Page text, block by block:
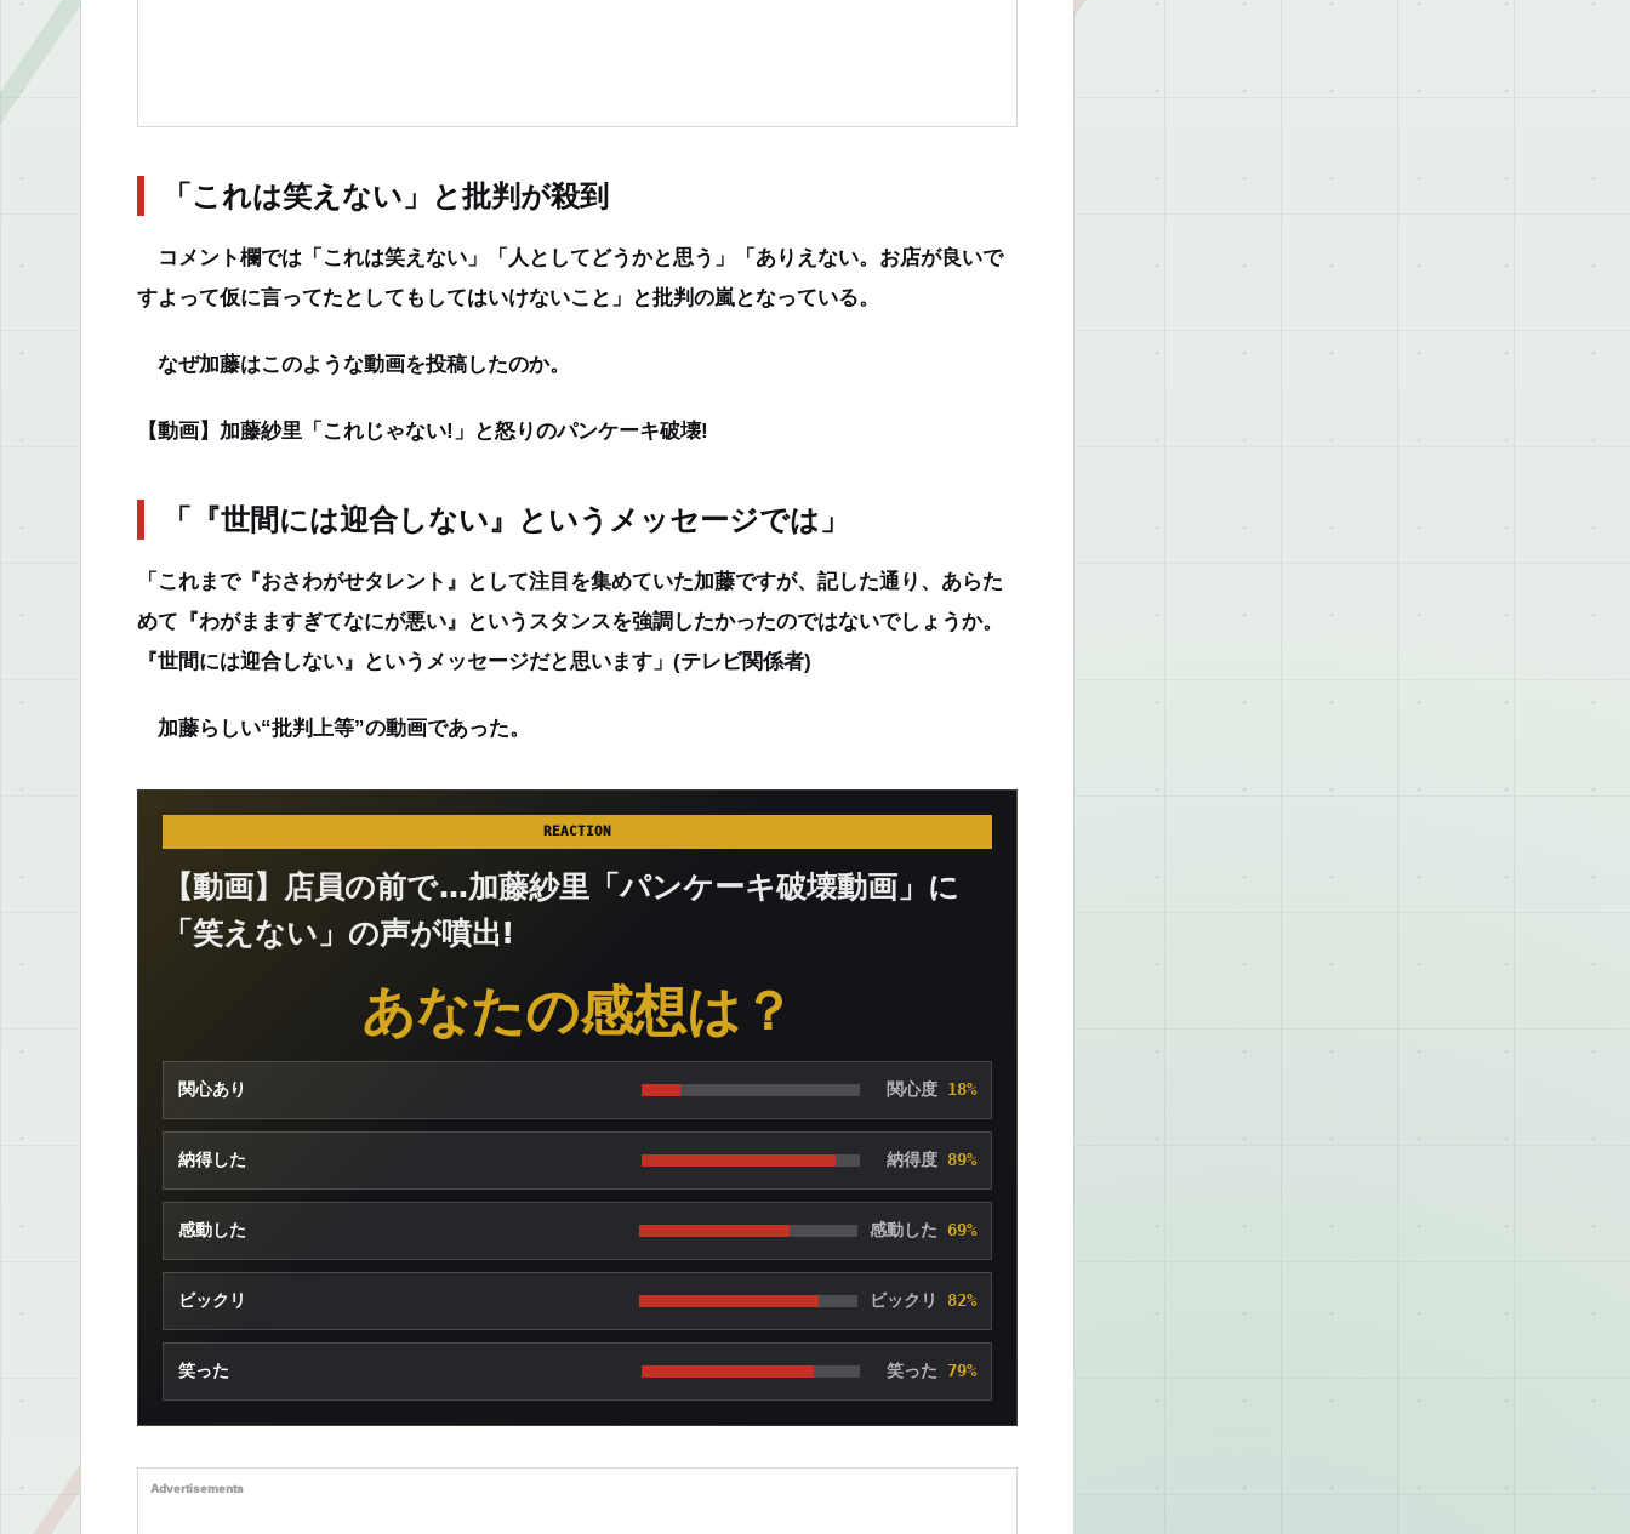
「これは笑えない」と批判が殺到
コメント欄では「これは笑えない」「人としてどうかと思う」「ありえない。お店が良いで
すよって仮に言ってたとしてもしてはいけないこと」と批判の嵐となっている。
なぜ加藤はこのような動画を投稿したのか。
【動画】加藤紗里「これじゃない!」と怒りのパンケーキ破壊!
「『世間には迎合しない』というメッセージでは」
「これまで『おさわがせタレント』として注目を集めていた加藤ですが、記した通り、あらた
めて『わがまますぎてなにが悪い』というスタンスを強調したかったのではないでしょうか。
『世間には迎合しない』というメッセージだと思います」 (テレビ関係者)
加藤らしい“批判上等”の動画であった。
REACTION
【動画】店員の前で…加藤紗里「パンケーキ破壊動画」に
「笑えない」の声が噴出!
あなたの感想は？
関心あり 関心度 18%
納得した 納得度 89%
感動した 感動した 69%
ビックリ ビックリ 82%
笑った 笑った 79%
Advertisements